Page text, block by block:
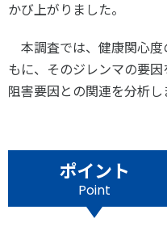
社
スポーツ振興団体との連
【動画】スポーツでア
かび上がりました。
本調査では、健康関心度
もに、そのジレンマの要
阻害要因との関連を分析し
ポイント
Point